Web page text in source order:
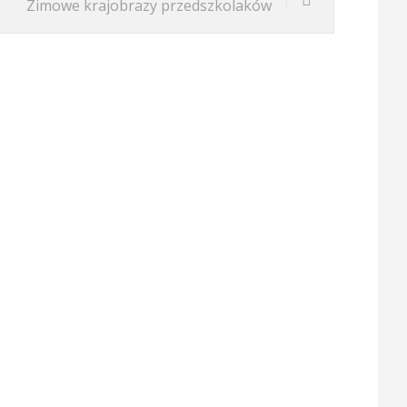
Zimowe krajobrazy przedszkolaków